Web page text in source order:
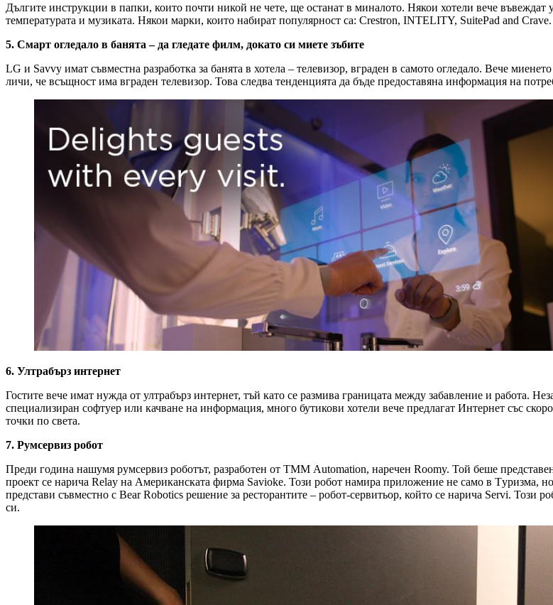
Дългите инструкции в папки, които почти никой не чете, ще останат в миналото. Някои хотели вече въвеждат
температурата и музиката. Някои марки, които набират популярност са: Crestron, INTELITY, SuitePad and Crave.
5. Смарт огледало в банята – да гледате филм, докато си миете зъбите
LG и Savvy имат съвместна разработка за банята в хотела – телевизор, вграден в самото огледало. Вече
личи, че всъщност има вграден телевизор. Това следва тенденцията да бъде предоставяна информация на
6. Ултрабърз интернет
Гостите вече имат нужда от ултрабърз интернет, тъй като се размива границата между забавление и работа.
специализиран софтуер или качване на информация, много бутикови хотели вече предлагат Интернет със
точки по света.
7. Румсервиз робот
Преди година нашумя румсервиз роботът, разработен от ТММ Automation, наречен Roomy. Той беше
проект се нарича Relay на Американската фирма Savioke. Този робот намира приложение не само в Tуризма,
представи съвместно с Bear Robotics решение за ресторантите – робот-сервитьор, който се нарича Servi. Този
си.